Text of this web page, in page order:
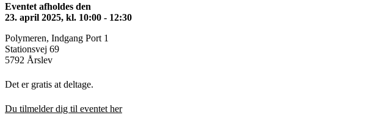
Eventet afholdes den
23. april 2025, kl. 10:00 - 12:30
Polymeren, Indgang Port 1
Stationsvej 69
5792 Årslev
Det er gratis at deltage.
Du tilmelder dig til eventet her